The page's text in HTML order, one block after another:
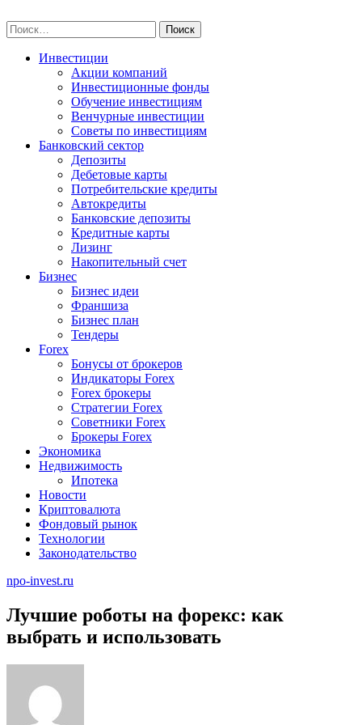
to
content
Найти:
Инвестиции
Акции компаний
Инвестиционные фонды
Обучение инвестициям
Венчурные инвестиции
Советы по инвестициям
Банковский сектор
Депозиты
Дебетовые карты
Потребительские кредиты
Автокредиты
Банковские депозиты
Кредитные карты
Лизинг
Накопительный счет
Бизнес
Бизнес идеи
Франшиза
Бизнес план
Тендеры
Forex
Бонусы от брокеров
Индикаторы Forex
Forex брокеры
Стратегии Forex
Советники Forex
Брокеры Forex
Экономика
Недвижимость
Ипотека
Новости
Криптовалюта
Фондовый рынок
Технологии
Законодательство
npo-invest.ru
Лучшие роботы на форекс: как
выбрать и использовать